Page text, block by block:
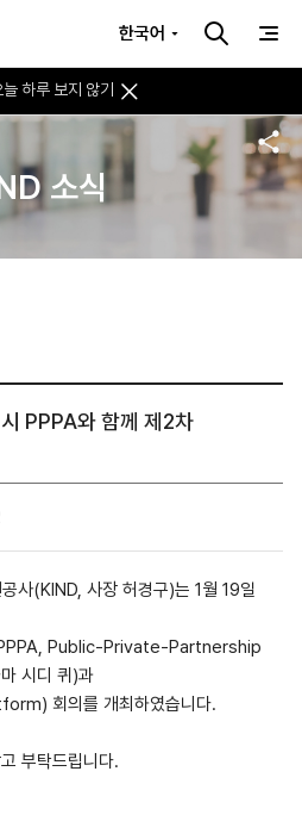
늘 하루 보지 않기
한국어
소식
PPPA와 함께 제2차
사(KIND, 사장 허경구)는 1월 19일
Public-Private-Partnership
시디 퀴)과
회의를 개최하였습니다.
부탁드립니다.